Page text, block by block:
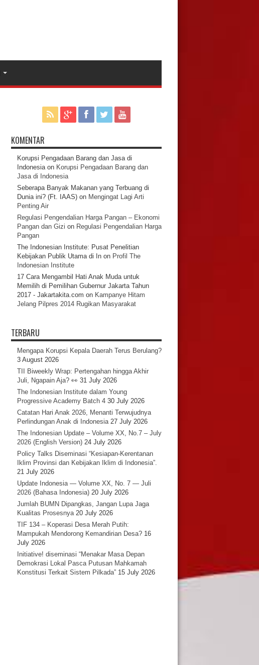
KOMENTAR
Korupsi Pengadaan Barang dan Jasa di
Indonesiaon Korupsi Pengadaan Barang dan
Jasa di Indonesia
Seberapa Banyak Makanan yang Terbuang di
Dunia ini? (Ft. IAAS)on Mengingat Lagi Arti
Penting Air
Regulasi Pengendalian Harga Pangan – Ekonomi
Pangan dan Gizi on Regulasi Pengendalian Harga
Pangan
The Indonesian Institute: Pusat Penelitian
Kebijakan Publik Utama di Inon Profil The
Indonesian Institute
17 Cara Mengambil Hati Anak Muda untuk
Memilih di Pemilihan Gubernur Jakarta Tahun
2017 - Jakartakita.com on Kampanye Hitam
Jelang Pilpres 2014 Rugikan Masyarakat
TERBARU
Mengapa Korupsi Kepala Daerah Terus Berulang?
3 August 2026
TII Biweekly Wrap: Pertengahan hingga Akhir
Juli, Ngapain Aja? 👀 31 July 2026
The Indonesian Institute dalam Young
Progressive Academy Batch 4 30 July 2026
Catatan Hari Anak 2026, Menanti Terwujudnya
Perlindungan Anak di Indonesia 27 July 2026
The Indonesian Update – Volume XX, No.7 – July
2026 (English Version) 24 July 2026
Policy Talks Diseminasi “Kesiapan-Kerentanan
Iklim Provinsi dan Kebijakan Iklim di Indonesia”.
21 July 2026
Update Indonesia — Volume XX, No. 7 — Juli
2026 (Bahasa Indonesia) 20 July 2026
Jumlah BUMN Dipangkas, Jangan Lupa Jaga
Kualitas Prosesnya 20 July 2026
TIF 134 – Koperasi Desa Merah Putih:
Mampukah Mendorong Kemandirian Desa? 16
July 2026
Initiative! diseminasi “Menakar Masa Depan
Demokrasi Lokal Pasca Putusan Mahkamah
Konstitusi Terkait Sistem Pilkada” 15 July 2026